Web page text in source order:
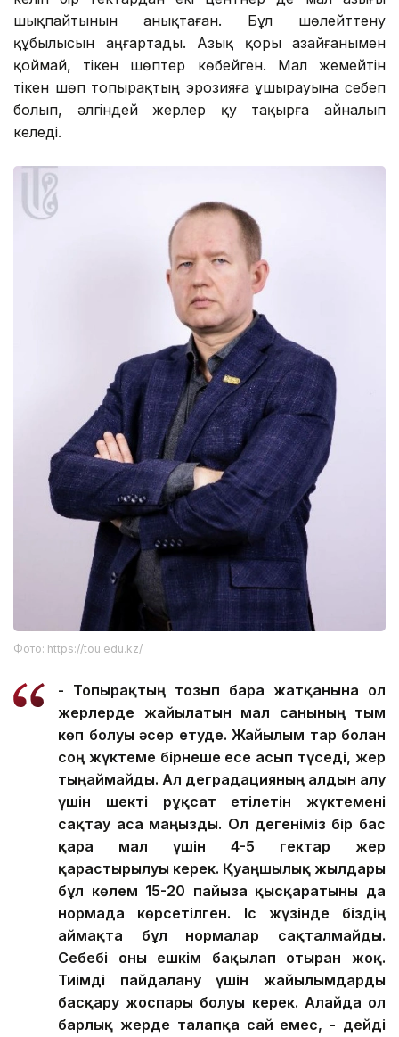
шықпайтынын анықтаған. Бұл шөлейттену
құбылысын аңғартады. Азық қоры азайғанымен
қоймай, тікен шөптер көбейген. Мал жемейтін
тікен шөп топырақтың эрозияға ұшырауына себеп
болып, әлгіндей жерлер қу тақырға айналып
келеді.
Фото: https://tou.edu.kz/
- Топырақтың тозып бара жатқанына ол
жерлерде жайылатын мал санының тым
көп болуы әсер етуде. Жайылым тар болған
соң жүктеме бірнеше есе асып түседі, жер
тыңаймайды. Ал деградацияның алдын алу
үшін шекті рұқсат етілетін жүктемені
сақтау аса маңызды. Ол дегеніміз бір бас
қара мал үшін 4-5 гектар жер
қарастырылуы керек. Қуаңшылық жылдары
бұл көлем 15-20 пайызға қысқаратыны да
нормада көрсетілген. Іс жүзінде біздің
аймақта бұл нормалар сақталмайды.
Себебі оны ешкім бақылап отырған жоқ.
Тиімді пайдалану үшін жайылымдарды
басқару жоспары болуы керек. Алайда ол
барлық жерде талапқа сай емес, - дейді